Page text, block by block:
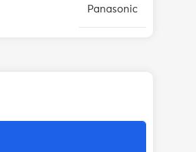
Panasonic